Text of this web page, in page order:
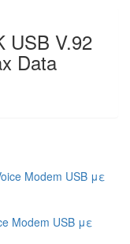
USB V.92
Data
Modem USB με